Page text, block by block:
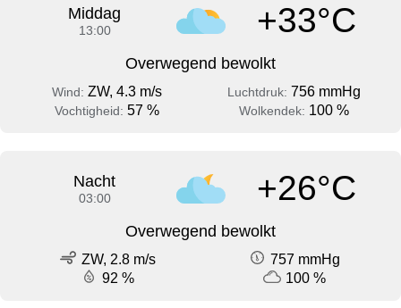
Middag
13:00 +33°C
Overwegend bewolkt
Wind: ZW, 4.3 m/s Luchtdruk: 756 mmHg
Vochtigheid: 57 % Wolkendek: 100 %
Nacht
03:00 +26°C
Overwegend bewolkt
ZW, 2.8 m/s
757 mmHg
92 %
100 %